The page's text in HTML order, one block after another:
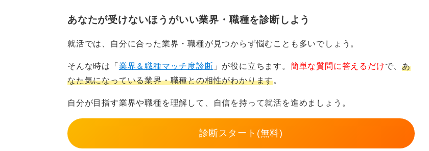
あなたが受けないほうがいい業界・職種を診断しよう
就活では、自分に合った業界・職種が見つからず悩むことも多いでしょう。
そんな時は「 業界＆職種マッチ度診断 」が役に立ちます。 簡単な質問に答えるだけで、あ
なた気になっている業界・職種との相性がわかります。
自分が目指す業界や職種を理解して、自信を持って就活を進めましょう。
診断スタート(無料)